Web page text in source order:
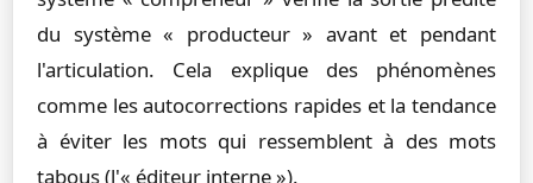
du système « producteur » avant et pendant
l'articulation. Cela explique des phénomènes
comme les autocorrections rapides et la tendance
à éviter les mots qui ressemblent à des mots
tabous (l'« éditeur interne »).